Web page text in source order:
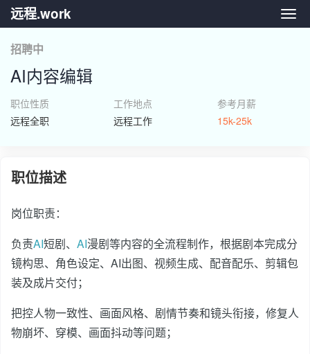
远
远程.work
招聘中
AI内容编辑
职位性质
远程全职
工作地点
远程工作
参考月薪
15k-25k
职位描述
岗位职责：
负责AI短剧、 AI漫剧等内容的全流程制作，根据剧本完成分
镜构思、角色设定、AI出图、视频生成、配音配乐、剪辑包
装及成片交付；
把控人物一致性、画面风格、剧情节奏和镜头衔接，修复人
物崩坏、穿模、画面抖动等问题；